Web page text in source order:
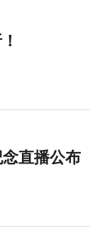
念直播公布